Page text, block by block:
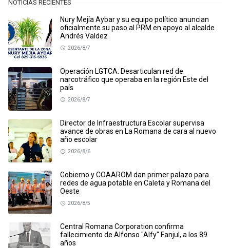
NOTICIAS RECIENTES
Nury Mejía Aybar y su equipo político anuncian
oficialmente su paso al PRM en apoyo al alcalde
Andrés Valdez
2026/8/7
Operación LGTCA: Desarticulan red de
narcotráfico que operaba en la región Este del
país
2026/8/7
Director de Infraestructura Escolar supervisa
avance de obras en La Romana de cara al nuevo
año escolar
2026/8/6
Gobierno y COAAROM dan primer palazo para
redes de agua potable en Caleta y Romana del
Oeste
2026/8/5
Central Romana Corporation confirma
fallecimiento de Alfonso "Alfy" Fanjul, a los 89
años